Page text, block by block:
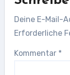
Deine E-Mail-
Erforderliche
Kommentar *